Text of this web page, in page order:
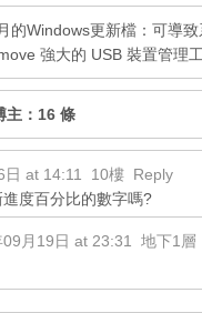
的Windows更新檔：可導
強大的 USB 裝置管理
：16 條
at 14:11 10樓 Reply
度百分比的數字嗎?
月19日 at 23:31
地下1層